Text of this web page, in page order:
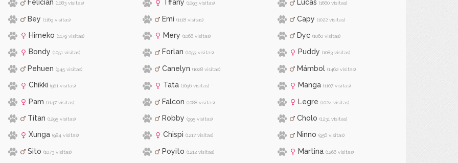
Felician (1083 visitas) Tffany (1093 visitas) Lucas (1660 visitas)
Bey (1169 visitas) Emi (1118 visitas) Capy (1022 visitas)
Himeko (1179 visitas) Mery (1066 visitas) Dyc (1060 visitas)
Bondy (1051 visitas) Forlan (1053 visitas) Puddy (1083 visitas)
Pehuen (945 visitas) Canelyn (1028 visitas) Mámbol (1462 visitas)
Chikki (961 visitas) Tata (1096 visitas) Manga (1107 visitas)
Pam (1147 visitas) Falcon (1088 visitas) Legre (1024 visitas)
Titan (1295 visitas) Robby (995 visitas) Cholo (1231 visitas)
Xunga (984 visitas) Chispi (1217 visitas) Ninno (956 visitas)
Sito (1073 visitas) Poyito (1212 visitas) Martina (1266 visitas)